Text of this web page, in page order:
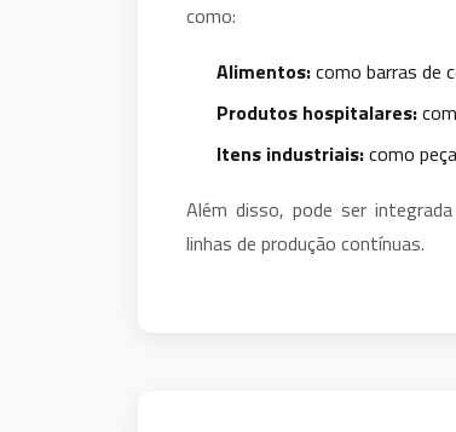
como:
Alimentos:como barras de
Produtos hospitalares:
Itens industriais:como
Além disso, pode ser
linhas de produção contínuas.